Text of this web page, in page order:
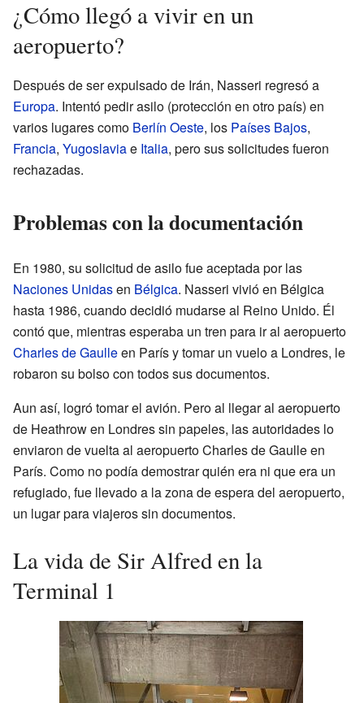
¿Cómo llegó a vivir en un
aeropuerto?
Después de ser expulsado de Irán, Nasseri regresó a
Europa. Intentó pedir asilo (protección en otro país) en
varios lugares como Berlín Oeste, los Países Bajos,
Francia, Yugoslaviae Italia, pero sus solicitudes fueron
rechazadas.
Problemas con la documentación
En 1980, su solicitud de asilo fue aceptada por las
Naciones Unidasen Bélgica. Nasseri vivió en Bélgica
hasta 1986, cuando decidió mudarse al Reino Unido. Él
contó que, mientras esperaba un tren para ir al aeropuerto
Charles de Gaulleen París y tomar un vuelo a Londres, le
robaron su bolso con todos sus documentos.
Aun así, logró tomar el avión. Pero al llegar al aeropuerto
de Heathrow en Londres sin papeles, las autoridades lo
enviaron de vuelta al aeropuerto Charles de Gaulle en
París. Como no podía demostrar quién era ni que era un
refugiado, fue llevado a la zona de espera del aeropuerto,
un lugar para viajeros sin documentos.
La vida de Sir Alfred en la
Terminal 1